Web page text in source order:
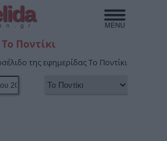
Ποντίκι
της εφημερίδας Το Ποντίκι